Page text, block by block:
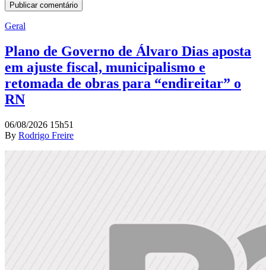
Geral
Plano de Governo de Álvaro Dias aposta
em ajuste fiscal, municipalismo e
retomada de obras para “endireitar” o
RN
06/08/2026 15h51
By Rodrigo Freire